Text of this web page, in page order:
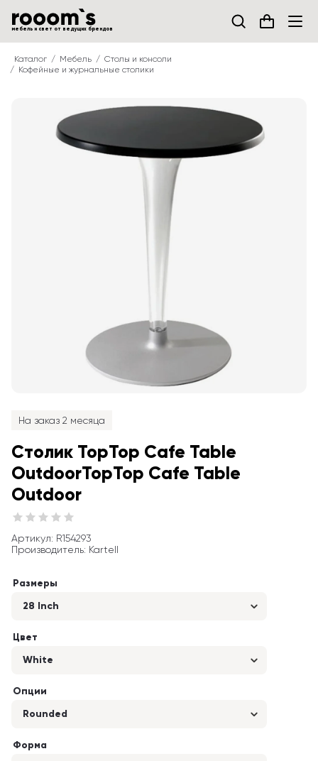
мебель и свет от ведущих брендов
Каталог Мебель
Столы и консоли
Кофейные и журнальные столики
На заказ 2 месяца
Столик TopTop Cafe Table
OutdoorTopTop Cafe Table
Outdoor
Артикул: R154293
Производитель: Kartell
Размеры
28 Inch
Цвет
White
Опции
Rounded
Форма